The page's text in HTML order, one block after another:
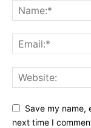
Save my name,
next time I